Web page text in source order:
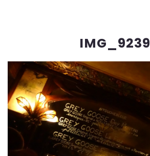
IMG_9239